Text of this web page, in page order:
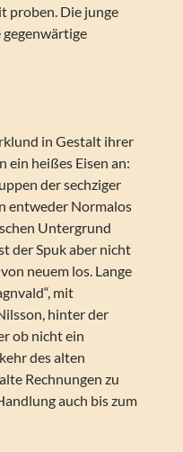
proben. Die junge
in Gestalt ihrer
ein heißes Eisen an:
der sechziger
entweder Normalos
Untergrund
der Spuk aber nicht
neuem los. Lange
mit
hinter der
ob nicht ein
des alten
Rechnungen zu
auch bis zum